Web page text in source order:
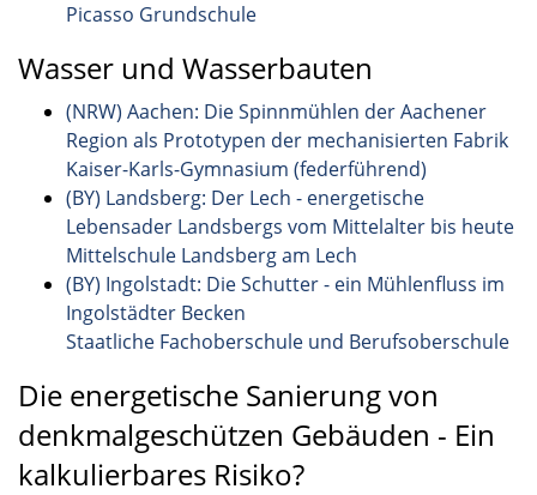
Picasso Grundschule
Wasser und Wasserbauten
(NRW) Aachen: Die Spinnmühlen der Aachener
Region als Prototypen der mechanisierten Fabrik
Kaiser-Karls-Gymnasium (federführend)
(BY) Landsberg: Der Lech - energetische
Lebensader Landsbergs vom Mittelalter bis heute
Mittelschule Landsberg am Lech
(BY) Ingolstadt: Die Schutter - ein Mühlenfluss im
Ingolstädter Becken
Staatliche Fachoberschule und Berufsoberschule
Die energetische Sanierung von
denkmalgeschützen Gebäuden - Ein
kalkulierbares Risiko?